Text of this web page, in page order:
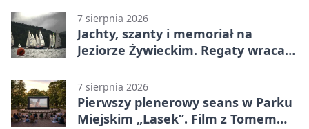
7 sierpnia 2026
Jachty, szanty i memoriał na
Jeziorze Żywieckim. Regaty wracają
7 sierpnia 2026
Pierwszy plenerowy seans w Parku
Miejskim „Lasek”. Film z Tomem